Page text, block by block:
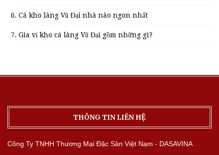
Cá kho làng Vũ Đại nhà nào ngon nhất
Gia vị kho cá làng Vũ Đại gồm những gì?
THÔNG TIN LIÊN HỆ
Công Ty TNHH Thương Mại Đặc Sản Việt Nam - DASAVINA